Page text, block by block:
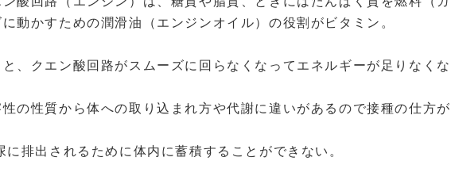
動かすための潤滑油（エンジンオイル）の役割がビタミン。
、クエン酸回路がスムーズに回らなくなってエネルギーが足りなく
の性質から体への取り込まれ方や代謝に違いがあるので接種の仕方
排出されるために体内に蓄積することができない。